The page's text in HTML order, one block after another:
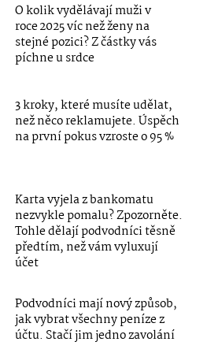
O kolik vydělávají muži v
roce 2025 víc než ženy na
stejné pozici? Z částky vás
píchne u srdce
3 kroky, které musíte udělat,
než něco reklamujete. Úspěch
na první pokus vzroste o 95 %
Karta vyjela z bankomatu
nezvykle pomalu? Zpozorněte.
Tohle dělají podvodníci těsně
předtím, než vám vyluxují
účet
Podvodníci mají nový způsob,
jak vybrat všechny peníze z
účtu. Stačí jim jedno zavolání